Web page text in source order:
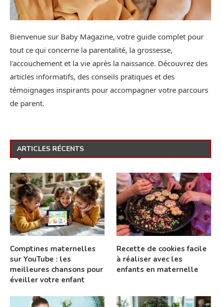
Bienvenue sur Baby Magazine, votre guide complet pour
tout ce qui concerne la parentalité, la grossesse,
l'accouchement et la vie après la naissance. Découvrez des
articles informatifs, des conseils pratiques et des
témoignages inspirants pour accompagner votre parcours
de parent.
ARTICLES RÉCENTS
Comptines maternelles
sur YouTube : les
meilleures chansons pour
éveiller votre enfant
Recette de cookies facile
à réaliser avec les
enfants en maternelle